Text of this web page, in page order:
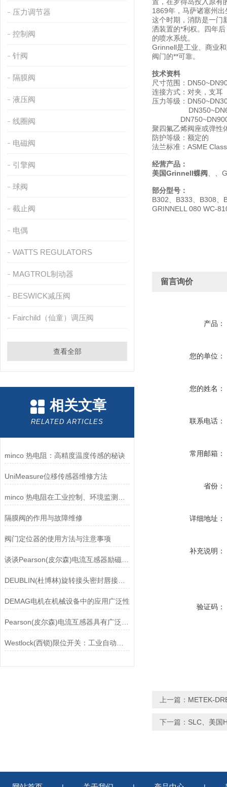
压力调节器
控制阀
针阀
隔膜阀
液压阀
线圈阀
电磁阀
引擎阀
球阀
截止阀
电偶
WATTS REGULATORS
MAGTROL制动器
BESWICK减压阀
Fairchild（仙童）调压阀
查看全部
相关文章
RELATED ARTICLES
minco 热电阻：高精度温度传感的秘诀
UniMeasure位移传感器维修方法
隔膜阀的作用与故障维修
阀门定位器的使用方法与注意事项
谈谈Pearson(皮尔森)电流互感器励磁特性试验的目的
DEUBLIN(杜博林)旋转接头密封唇接觖宽度和负载
DEMAG电机在机械设备中的应用广泛性
1869年，马萨诸塞州出
这个时期，消防是一门
洒装置的*利权。四年
的喷水系统。
Grinnell是工业、商业
阀门的**可靠。
技术资料
尺寸范围：
连接方式：对夹，支耳
压力等级：
DN750~DN900
聚四氟乙烯阀座或弹性
防护等级：额定的
法兰标准：ASME
经营产品：
美国Grinnell蝶阀
、
部分型号：
B302、B333、B308
GRINNELL 080 WC-
留言询价
产品：
您的单位：
您的姓名：
联系电话：
常用邮箱：
省份：
详细地址：
补充说明：
验证码：
上一篇： METEK-
下一篇： SLC、美国